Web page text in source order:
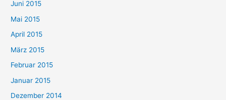
Juni 2015
Mai 2015
April 2015
März 2015
Februar 2015
Januar 2015
Dezember 2014